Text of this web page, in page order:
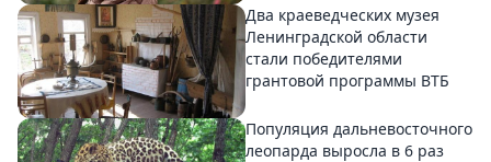
Два краеведческих музея
Ленинградской области
стали победителями
грантовой программы ВТБ
Популяция дальневосточного
леопарда выросла в 6 раз